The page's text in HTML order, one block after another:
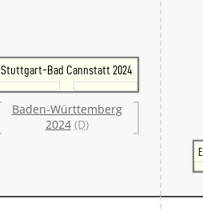
Stuttgart-Bad Cannstatt 2024
Baden-Württemberg
2024 (D)